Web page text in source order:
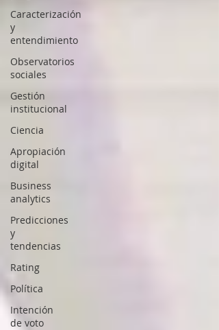
Caracterización
y
entendimiento
Observatorios
sociales
Gestión
institucional
Ciencia
Apropiación
digital
Business
analytics
Predicciones
y
tendencias
Rating
Política
Intención
de voto